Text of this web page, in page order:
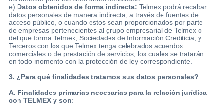
e) Datos obtenidos de forma indirecta: Telmex podrá recabar
datos personales de manera indirecta, a través de fuentes de
acceso público, o cuando éstos sean proporcionados por parte
de empresas pertenecientes al grupo empresarial de Telmex o
del que forma Telmex, Sociedades de Información Crediticia, y
Terceros con los que Telmex tenga celebrados acuerdos
comerciales o de prestación de servicios, los cuales se tratarán
en todo momento con la protección de ley correspondiente.
3. ¿Para qué finalidades tratamos sus datos personales?
A. Finalidades primarias necesarias para la relación jurídica
con TELMEX y son: